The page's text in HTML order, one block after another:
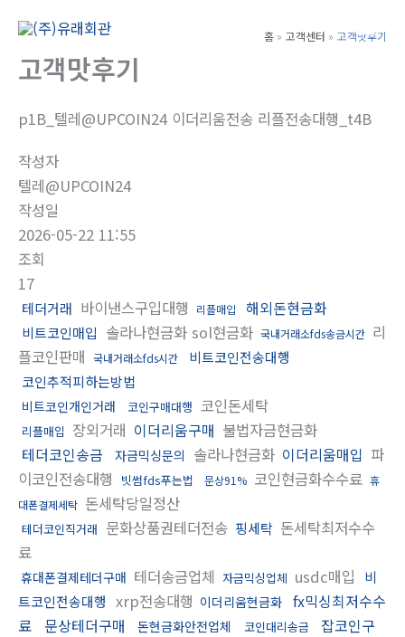
Main
홈 고객센터 고객맛후기
고객맛후기
p1B_텔레@UPCOIN24 이더리움전송 리플전송대행_t4B
작성자
텔레@UPCOIN24
작성일
2026-05-22 11:55
조회
17
테더거래 바이낸스구입대행 리플매입 해외돈현금화
비트코인매입 솔라나현금화 sol현금화 국내거래소fds송금시간 리
플코인판매 국내거래소fds시간
비트코인전송대행
코인추적피하는방법
비트코인개인거래 코인구매대행 코인돈세탁
리플매입 장외거래 이더리움구매 불법자금현금화
테더코인송금
자금믹싱문의 솔라나현금화 이더리움매입 파
이코인전송대행
빗썸fds푸는법 문상91% 코인현금화수수료 휴
대폰결제세탁 돈세탁당일정산
테더코인직거래 문화상품권테더전송 핑세탁 돈세탁최저수수
료
휴대폰결제테더구매 테더송금업체 자금믹싱업체 usdc매입
비
트코인전송대행 xrp전송대행 이더리움현금화 fx믹싱최저수수
료
문상테더구매 돈현금화안전업체 코인대리송금
잡코인구